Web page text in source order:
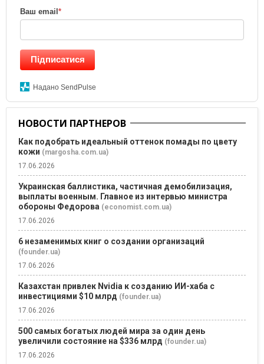
Ваш email*
Підписатися
Надано SendPulse
НОВОСТИ ПАРТНЕРОВ
Как подобрать идеальный оттенок помады по цвету
кожи (margosha.com.ua)
17.06.2026
Украинская баллистика, частичная демобилизация,
выплаты военным. Главное из интервью министра
обороны Федорова (economist.com.ua)
17.06.2026
6 незаменимых книг о создании организаций
(founder.ua)
17.06.2026
Казахстан привлек Nvidia к созданию ИИ-хаба с
инвестициями $10 млрд (founder.ua)
17.06.2026
500 самых богатых людей мира за один день
увеличили состояние на $336 млрд (founder.ua)
17.06.2026